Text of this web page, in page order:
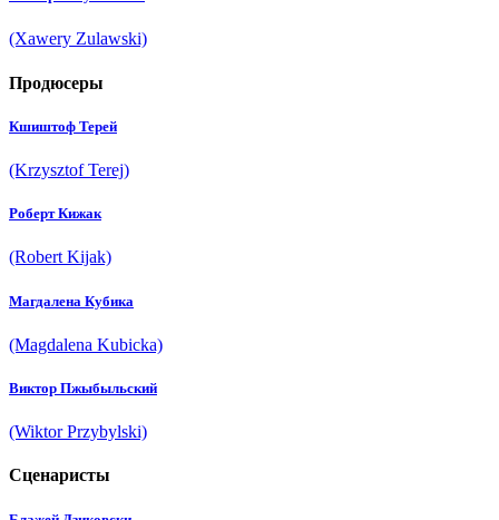
(Xawery Zulawski)
Продюсеры
Кшиштоф Терей
(Krzysztof Terej)
Роберт Кижак
(Robert Kijak)
Магдалена Кубика
(Magdalena Kubicka)
Виктор Пжыбыльский
(Wiktor Przybylski)
Сценаристы